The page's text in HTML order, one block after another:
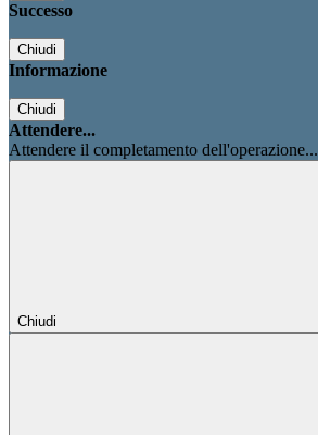
Successo
Chiudi
Informazione
Chiudi
Attendere...
Attendere il completamento dell'operazione...
Chiudi